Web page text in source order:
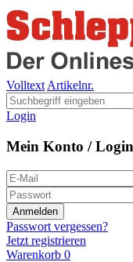
Volltext Artikelnr.
Login
Mein Konto / Login
Passwort vergessen?
Jetzt registrieren
Warenkorb 0